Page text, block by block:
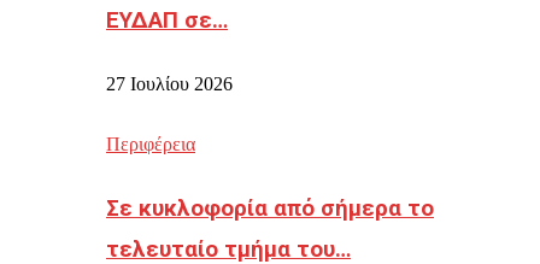
ΕΥΔΑΠ σε…
27 Ιουλίου 2026
Περιφέρεια
Σε κυκλοφορία από σήμερα το
τελευταίο τμήμα του…